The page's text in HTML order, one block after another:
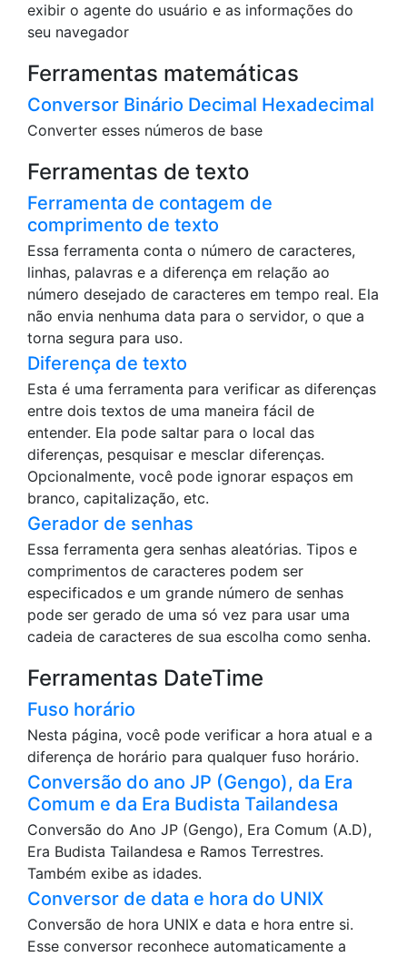
exibir o agente do usuário e as informações do
seu navegador
Ferramentas matemáticas
Conversor Binário Decimal Hexadecimal
Converter esses números de base
Ferramentas de texto
Ferramenta de contagem de
comprimento de texto
Essa ferramenta conta o número de caracteres,
linhas, palavras e a diferença em relação ao
número desejado de caracteres em tempo real. Ela
não envia nenhuma data para o servidor, o que a
torna segura para uso.
Diferença de texto
Esta é uma ferramenta para verificar as diferenças
entre dois textos de uma maneira fácil de
entender. Ela pode saltar para o local das
diferenças, pesquisar e mesclar diferenças.
Opcionalmente, você pode ignorar espaços em
branco, capitalização, etc.
Gerador de senhas
Essa ferramenta gera senhas aleatórias. Tipos e
comprimentos de caracteres podem ser
especificados e um grande número de senhas
pode ser gerado de uma só vez para usar uma
cadeia de caracteres de sua escolha como senha.
Ferramentas DateTime
Fuso horário
Nesta página, você pode verificar a hora atual e a
diferença de horário para qualquer fuso horário.
Conversão do ano JP (Gengo), da Era
Comum e da Era Budista Tailandesa
Conversão do Ano JP (Gengo), Era Comum (A.D),
Era Budista Tailandesa e Ramos Terrestres.
Também exibe as idades.
Conversor de data e hora do UNIX
Conversão de hora UNIX e data e hora entre si.
Esse conversor reconhece automaticamente a